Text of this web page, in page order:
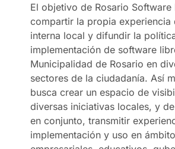
El objetivo de Rosario Software
compartir la propia experiencia
interna local y difundir la
implementación de software
Municipalidad de Rosario en
sectores de la ciudadanía. Así
busca crear un espacio de
diversas iniciativas locales, y
en conjunto, transmitir
implementación y uso en